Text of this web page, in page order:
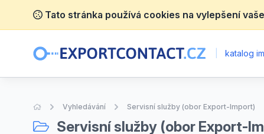
Tato stránka používá cookies na vylepšení
katalog
Úvodní stránka
Vyhledávání Servisní služby (obor Export-Import)
Servisní služby (obor Export-